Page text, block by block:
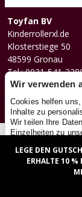
Toyfan BV
Kinderrollerxl.de
Klosterstiege 50
48599 Gronau
Tel.: 0031-541-
Facebook
Instagram
Allgemeine
LEGE DEN
ERHALTE 10 %
Wir verwenden
Cookies helfen
Inhalte zu
Wir teilen Ihre
Einzelheiten zu
seiner eigenen